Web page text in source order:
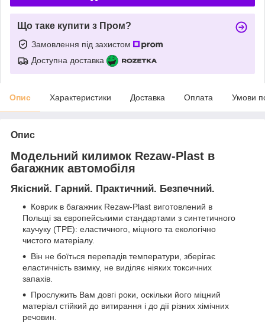
Що таке купити з Пром?
Замовлення під захистом
Доступна доставка
Опис Характеристики Доставка Оплата Умови
Опис
Модельний килимок Rezaw-Plast в
багажник автомобіля
Якісний. Гарний. Практичний. Безпечний.
Коврик в багажник Rezaw-Plast виготовлений в
Польщі за європейськими стандартами з синтетичного
каучуку (ТРЕ): еластичного, міцного та екологічно
чистого матеріалу.
Він не боїться перепадів температури, зберігає
еластичність взимку, не виділяє ніяких токсичних
запахів.
Прослужить Вам довгі роки, оскільки його міцний
матеріал стійкий до витирання і до дії різних хімічних
речовин.